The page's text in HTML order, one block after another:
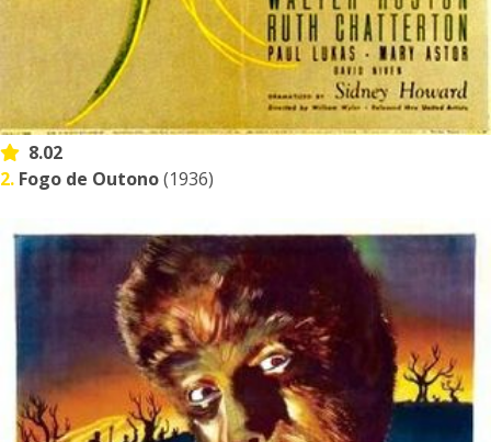
8.02
2. Fogo de Outono(1936)